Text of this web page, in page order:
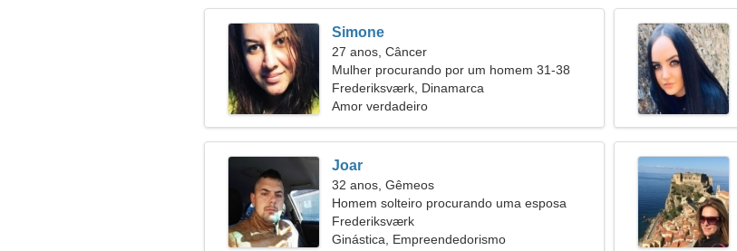
Simone
27 anos, Câncer
Mulher procurando por um homem 31-38
Frederiksværk, Dinamarca
Amor verdadeiro
Joar
32 anos, Gêmeos
Homem solteiro procurando uma esposa
Frederiksværk
Ginástica, Empreendedorismo